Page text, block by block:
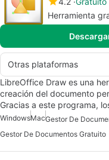
Herramienta
Otras plataformas
LibreOffice Draw es una
creación del documento
Gracias a este programa,
WindowsMac
Gestor De Documentos Gratuito